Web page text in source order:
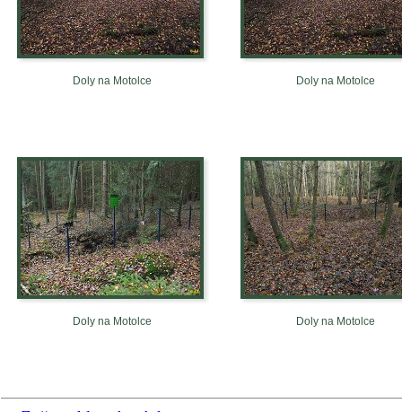
Doly na Motolce Doly na Motolce
Doly na Motolce Doly na Motolce